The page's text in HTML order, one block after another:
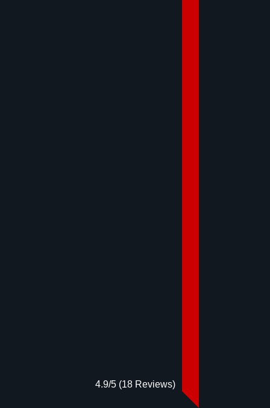
4.9/5 (18 Reviews)